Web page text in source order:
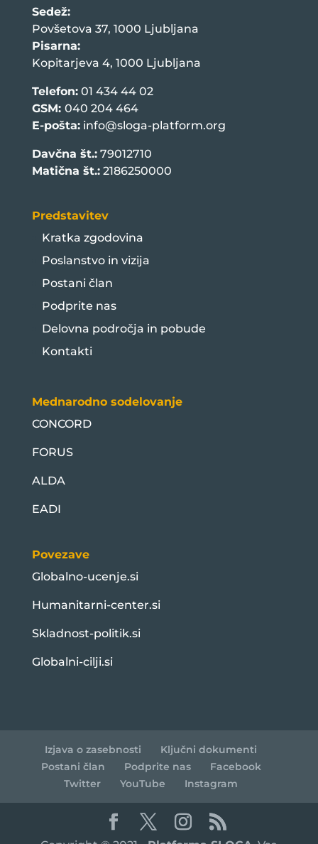
Sedež:
Povšetova 37, 1000 Ljubljana
Pisarna:
Kopitarjeva 4, 1000 Ljubljana
Telefon:01 434 44 02
GSM: 040 204 464
E-pošta: info@sloga-platform.org
Davčna št.:79012710
Matična št.:2186250000
Predstavitev
Kratka zgodovina
Poslanstvo in vizija
Postani član
Podprite nas
Delovna področja in pobude
Kontakti
Mednarodno sodelovanje
CONCORD
FORUS
ALDA
EADI
Povezave
Globalno-ucenje.si
Humanitarni-center.si
Skladnost-politik.si
Globalni-cilji.si
Izjava o zasebnosti
Ključni dokumenti
Postani član
Podprite nas
Facebook
Twitter
YouTube Instagram